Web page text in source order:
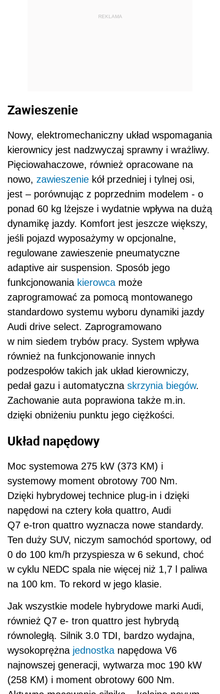
REKLAMA
Zawieszenie
Nowy, elektromechaniczny układ wspomagania
kierownicy jest nadzwyczaj sprawny i wrażliwy.
Pięciowahaczowe, również opracowane na
nowo, zawieszenie kół przedniej i tylnej osi,
jest – porównując z poprzednim modelem - o
ponad 60 kg lżejsze i wydatnie wpływa na dużą
dynamikę jazdy. Komfort jest jeszcze większy,
jeśli pojazd wyposażymy w opcjonalne,
regulowane zawieszenie pneumatyczne
adaptive air suspension. Sposób jego
funkcjonowania kierowca może
zaprogramować za pomocą montowanego
standardowo systemu wyboru dynamiki jazdy
Audi drive select. Zaprogramowano
w nim siedem trybów pracy. System wpływa
również na funkcjonowanie innych
podzespołów takich jak układ kierowniczy,
pedał gazu i automatyczna skrzynia biegów.
Zachowanie auta poprawiona także m.in.
dzięki obniżeniu punktu jego ciężkości.
Układ napędowy
Moc systemowa 275 kW (373 KM) i
systemowy moment obrotowy 700 Nm.
Dzięki hybrydowej technice plug-in i dzięki
napędowi na cztery koła quattro, Audi
Q7 e‑tron quattro wyznacza nowe standardy.
Ten duży SUV, niczym samochód sportowy, od
0 do 100 km/h przyspiesza w 6 sekund, choć
w cyklu NEDC spala nie więcej niż 1,7 l paliwa
na 100 km. To rekord w jego klasie.
Jak wszystkie modele hybrydowe marki Audi,
również Q7 e‑ tron quattro jest hybrydą
równoległą. Silnik 3.0 TDI, bardzo wydajna,
wysokoprężna jednostka napędowa V6
najnowszej generacji, wytwarza moc 190 kW
(258 KM) i moment obrotowy 600 Nm.